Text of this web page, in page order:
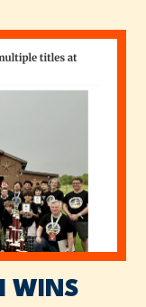
WINS